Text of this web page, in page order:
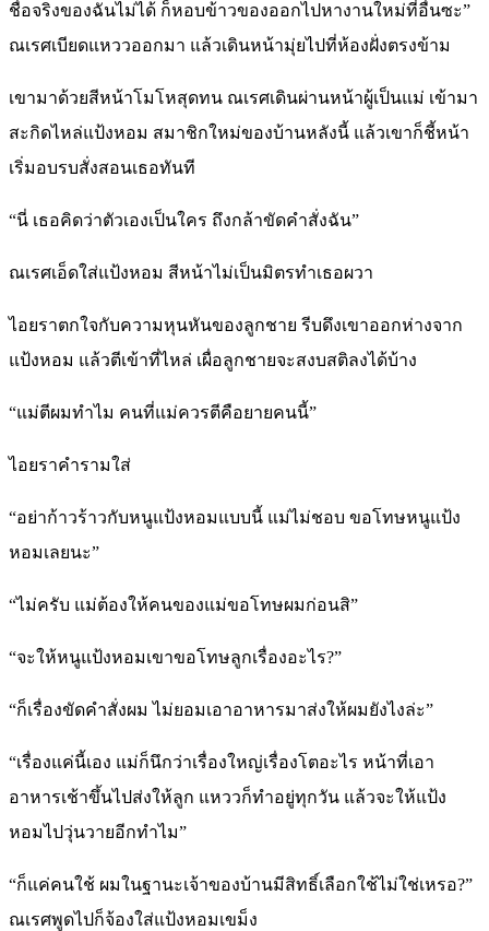
ชื่อจริงของฉันไม่ได้ ก็หอบข้าวของออกไปหางานใหม่ที่อื่นซะ”
ณเรศเบียดแหววออกมา แล้วเดินหน้ามุ่ยไปที่ห้องฝั่งตรงข้าม
เขามาด้วยสีหน้าโมโหสุดทน ณเรศเดินผ่านหน้าผู้เป็นแม่ เข้ามา
สะกิดไหล่แป้งหอม สมาชิกใหม่ของบ้านหลังนี้ แล้วเขาก็ชี้หน้า
เริ่มอบรบสั่งสอนเธอทันที
“นี่ เธอคิดว่าตัวเองเป็นใคร ถึงกล้าขัดคำสั่งฉัน”
ณเรศเอ็ดใส่แป้งหอม สีหน้าไม่เป็นมิตรทำเธอผวา
ไอยราตกใจกับความหุนหันของลูกชาย รีบดึงเขาออกห่างจาก
แป้งหอม แล้วตีเข้าที่ไหล่ เผื่อลูกชายจะสงบสติลงได้บ้าง
“แม่ตีผมทำไม คนที่แม่ควรตีคือยายคนนี้”
ไอยราคำรามใส่
“อย่าก้าวร้าวกับหนูแป้งหอมแบบนี้ แม่ไม่ชอบ ขอโทษหนูแป้ง
หอมเลยนะ”
“ไม่ครับ แม่ต้องให้คนของแม่ขอโทษผมก่อนสิ”
“จะให้หนูแป้งหอมเขาขอโทษลูกเรื่องอะไร?”
“ก็เรื่องขัดคำสั่งผม ไม่ยอมเอาอาหารมาส่งให้ผมยังไงล่ะ”
“เรื่องแค่นี้เอง แม่ก็นึกว่าเรื่องใหญ่เรื่องโตอะไร หน้าที่เอา
อาหารเช้าขึ้นไปส่งให้ลูก แหววก็ทำอยู่ทุกวัน แล้วจะให้แป้ง
หอมไปวุ่นวายอีกทำไม”
“ก็แค่คนใช้ ผมในฐานะเจ้าของบ้านมีสิทธิ์เลือกใช้ไม่ใช่เหรอ?”
ณเรศพูดไปก็จ้องใส่แป้งหอมเขม็ง